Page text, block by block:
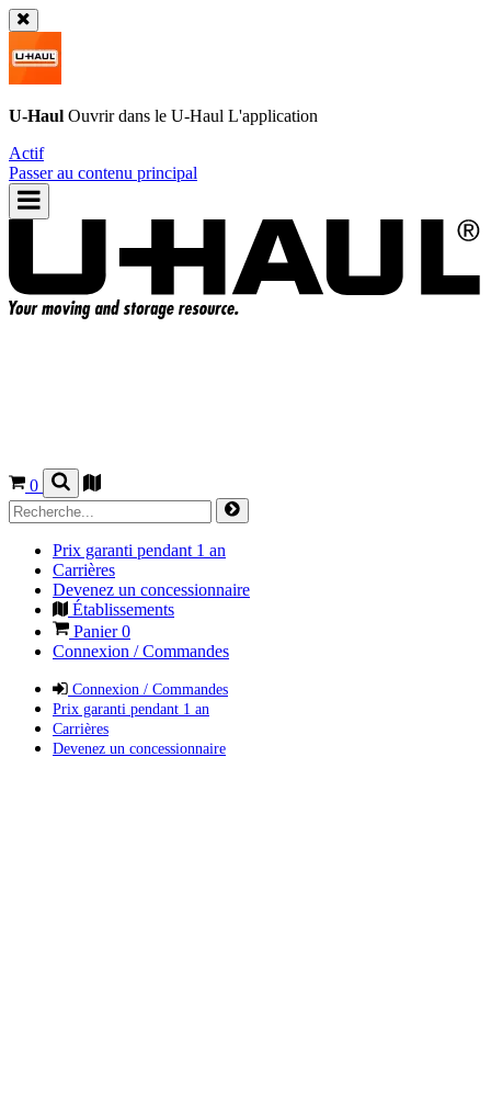
U-Haul Ouvrir dans le U-Haul L'application
Actif
Passer au contenu principal
0
Prix garanti pendant 1 an
Carrières
Devenez un concessionnaire
Établissements
Panier0
Connexion / Commandes
Connexion / Commandes
Prix garanti pendant 1 an
Carrières
Devenez un concessionnaire